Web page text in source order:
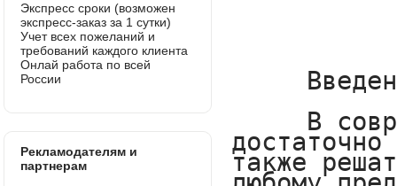
Экспресс сроки (возможен
экспресс-заказ за 1 сутки)
Учет всех пожеланий и
требований каждого клиента
Онлай работа по всей
России
Рекламодателям и
партнерам